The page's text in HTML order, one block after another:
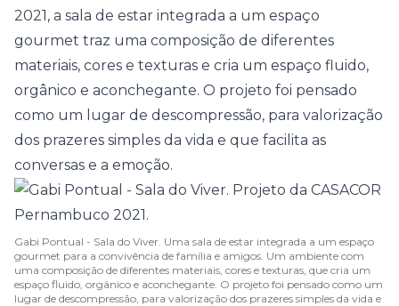
2021, a sala de estar integrada a um espaço
gourmet traz uma composição de diferentes
materiais, cores e texturas e cria um espaço fluido,
orgânico e aconchegante. O projeto foi pensado
como um lugar de descompressão, para valorização
dos prazeres simples da vida e que facilita as
conversas e a emoção.
Gabi Pontual - Sala do Viver. Uma sala de estar integrada a um espaço
gourmet para a convivência de família e amigos. Um ambiente com
uma composição de diferentes materiais, cores e texturas, que cria um
espaço fluido, orgânico e aconchegante. O projeto foi pensado como um
lugar de descompressão, para valorização dos prazeres simples da vida e